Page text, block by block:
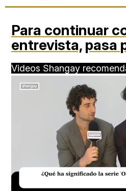
Para continuar
entrevista, pasa
Videos Shangay